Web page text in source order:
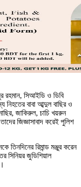
রহমান, সিআইডি ও ডিবি
নিহতের বাবা আব্দুল বাছির ও
জাকিরুল, চাচি খয়রুন
জিজ্ঞাসাবাদ করেই পুলিশ
তিনদিনের রিমান্ড মঞ্জুর করেন
সিনিয়র জুডিশিয়াল